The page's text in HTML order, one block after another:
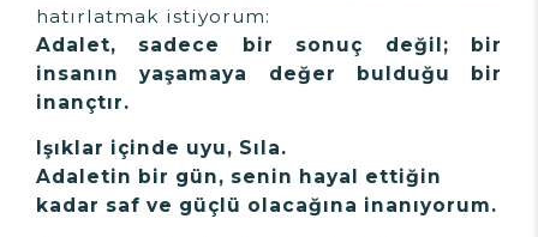
hatırlatmak istiyorum:
Adalet, sadece bir sonuç değil; bir
insanın yaşamaya değer bulduğu bir
inançtır.
Işıklar içinde uyu, Sıla.
Adaletin bir gün, senin hayal ettiğin
kadar saf ve güçlü olacağına inanıyorum.